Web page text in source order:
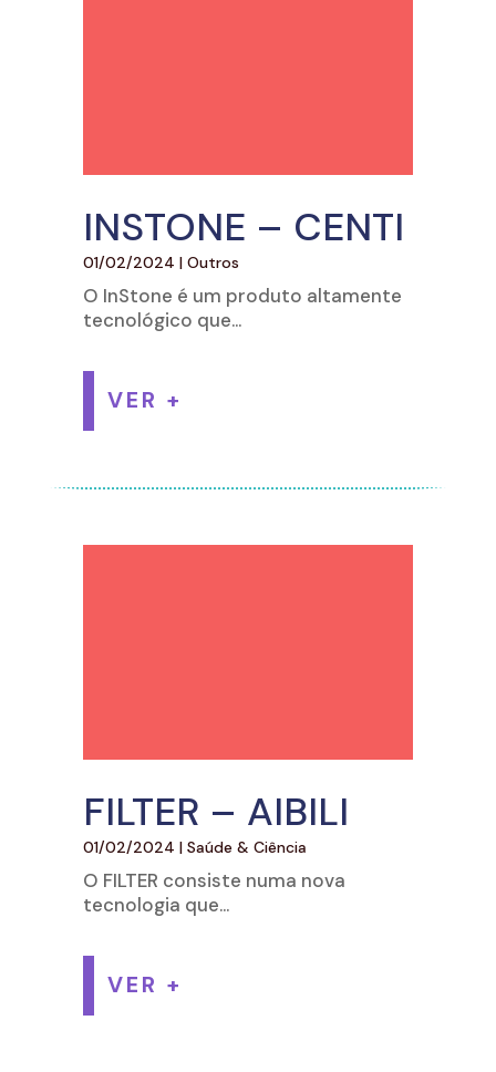
INSTONE – CENTI
01/02/2024 | Outros
O InStone é um produto altamente
tecnológico que...
VER +
FILTER – AIBILI
01/02/2024 | Saúde & Ciência
O FILTER consiste numa nova
tecnologia que...
VER +